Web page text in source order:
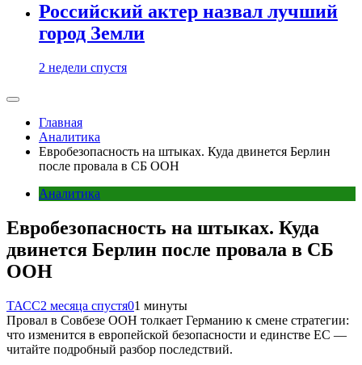
Российский актер назвал лучший
город Земли
2 недели спустя
Главная
Аналитика
Евробезопасность на штыках. Куда двинется Берлин
после провала в СБ ООН
Аналитика
Евробезопасность на штыках. Куда
двинется Берлин после провала в СБ
ООН
ТАСС2 месяца спустя01 минуты
Провал в Совбезе ООН толкает Германию к смене стратегии:
что изменится в европейской безопасности и единстве ЕС —
читайте подробный разбор последствий.